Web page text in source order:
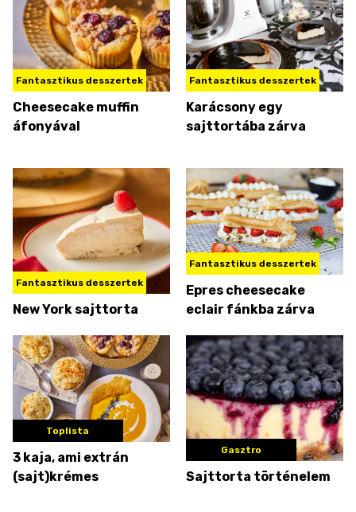
Fantasztikus desszertek
Cheesecake muffin
áfonyával
Fantasztikus desszertek
Karácsony egy
sajttortába zárva
Fantasztikus desszertek
New York sajttorta
Fantasztikus desszertek
Epres cheesecake
eclair fánkba zárva
Toplista
3 kaja, ami extrán
(sajt)krémes
Gasztro
Sajttorta történelem